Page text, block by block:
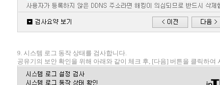
9. 시스템 로그 동작 상태를 검사합니다.
공유기의 보안 확인을 위해 아래와 같이 체크 후, [다음] 버튼을 클릭하여